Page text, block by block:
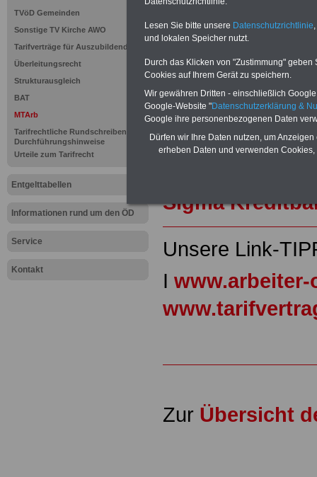
TVöD Gemeinden
Sonstige TV Kirche AWO
Tarifverträge für Auszubildende
Überleitungsrecht
Strukturausgleich
BAT
MTArb
Tarifrechtliche Rundschreiben und
Durchführungshinweise
Urteile zum Tarifrecht
Entgelttabellen
Informationen rund um den ÖD
Service
Kontakt
zum Tarifrecht für den
das mindestens einmal im
Komfort: Sie können aus
direkt zur weiterführenden
mehrere OnlineBücher bzw.
Beamtinnen und Beamte mit
und Ländern,
Nebentätig-keitsrecht für
wir ausgewählte Links, z.B.
Teilzeitantrag usw.>>>hier
Sigma
Unsere Link-
I www.arbeiter-
Zur Übersicht
Lesen Sie bitte unsere Datenschutzrichtlinie
und lokalen Speicher nutzt.
Durch das Klicken von "Zustimmung"
Cookies auf Ihrem Gerät zu speichern.
Wir gewähren Dritten - einschließlich
Google-Website "Datenschutzerklärung &
Google ihre personenbezogenen Daten
Dürfen wir Ihre Daten nutzen, um
erheben Daten und verwenden